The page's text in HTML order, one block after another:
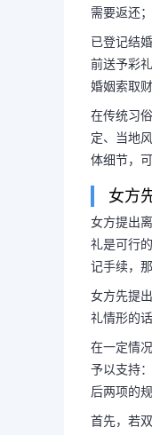
需要返还
已登记结
前送予彩
婚姻索取
在传统习
定、当地
体细节，
女方
女方提出
礼是可行
记手续，
女方先提
礼情形的
在一定情
予以支持
后两项的
首先，若